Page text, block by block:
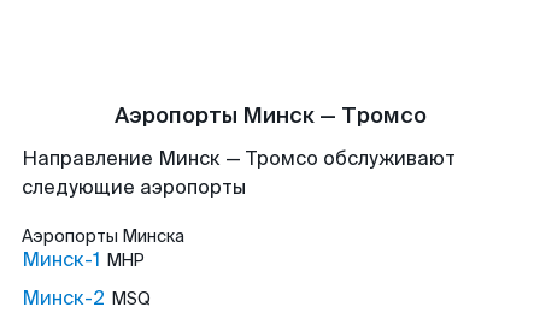
Аэропорты Минск — Тромсо
Направление Минск — Тромсо обслуживают
следующие аэропорты
Аэропорты Минска
Минск-1 MHP
Минск-2 MSQ